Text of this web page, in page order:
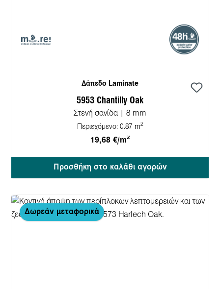
Δάπεδο Laminate
5953 Chantilly Oak
Στενή σανίδα | 8 mm
Περιεχόμενο: 0.87 m2
19,68 €/m2
Προσθήκη στο καλάθι αγορών
Δωρεάν μεταφορικά